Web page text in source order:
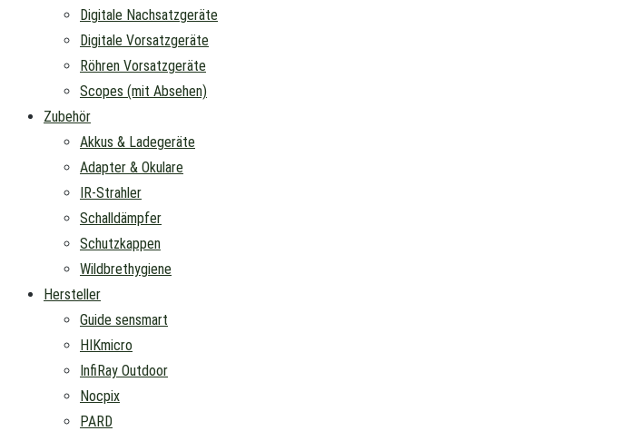
Digitale Nachsatzgeräte
Digitale Vorsatzgeräte
Röhren Vorsatzgeräte
Scopes (mit Absehen)
Zubehör
Akkus & Ladegeräte
Adapter & Okulare
IR-Strahler
Schalldämpfer
Schutzkappen
Wildbrethygiene
Hersteller
Guide sensmart
HIKmicro
InfiRay Outdoor
Nocpix
PARD